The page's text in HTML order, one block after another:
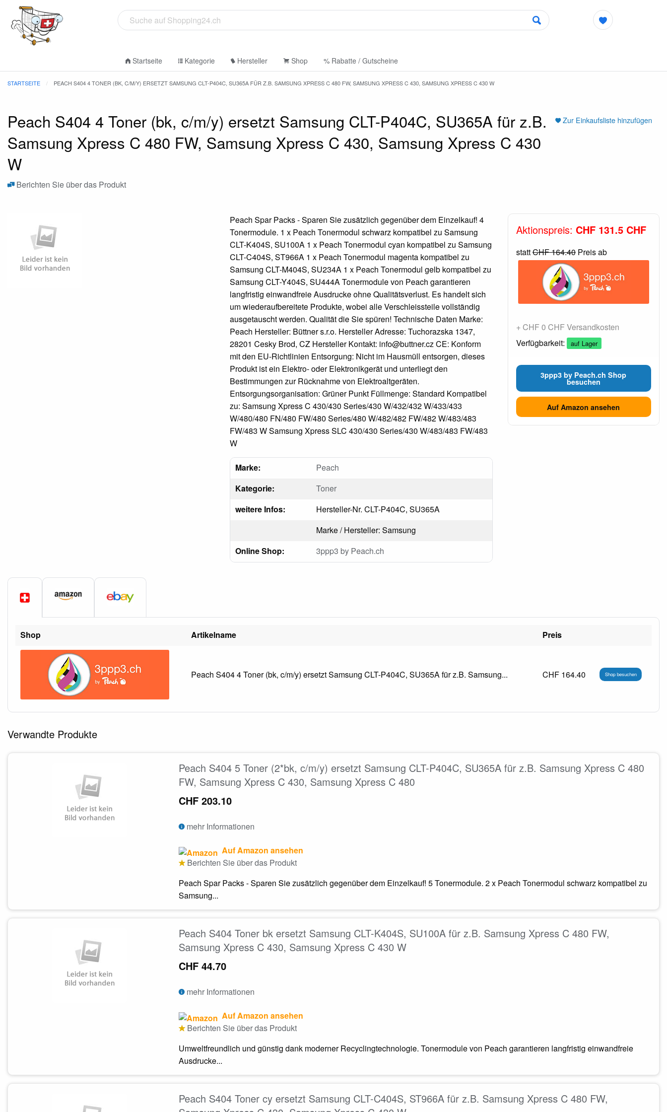
Startseite Kategorie Hersteller Shop % Rabatte / Gutscheine
STARTSEITE PEACH S404 4 TONER (BK, C/M/Y) ERSETZT SAMSUNG CLT-P404C, SU365A FÜR Z.B. SAMSUNG XPRESS C 480 FW, SAMSUNG XPRESS C 430, SAMSUNG XPRESS C 430 W
Zur Einkaufsliste hinzufügen
Peach S404 4 Toner (bk, c/m/y) ersetzt Samsung CLT-P404C, SU365A für z.B.
Samsung Xpress C 480 FW, Samsung Xpress C 430, Samsung Xpress C 430
W
Berichten Sie über das Produkt
Peach Spar Packs - Sparen Sie zusätzlich gegenüber dem Einzelkauf! 4
Tonermodule. 1 x Peach Tonermodul schwarz kompatibel zu Samsung
CLT-K404S, SU100A 1 x Peach Tonermodul cyan kompatibel zu Samsung
CLT-C404S, ST966A 1 x Peach Tonermodul magenta kompatibel zu
Samsung CLT-M404S, SU234A 1 x Peach Tonermodul gelb kompatibel zu
Samsung CLT-Y404S, SU444A Tonermodule von Peach garantieren
langfristig einwandfreie Ausdrucke ohne Qualitätsverlust. Es handelt sich
um wiederaufbereitete Produkte, wobei alle Verschleissteile vollständig
ausgetauscht werden. Qualität die Sie spüren! Technische Daten Marke:
Peach Hersteller: Büttner s.r.o. Hersteller Adresse: Tuchorazska 1347,
28201 Cesky Brod, CZ Hersteller Kontakt: info@buttner.cz CE: Konform
mit den EU-Richtlinien Entsorgung: Nicht im Hausmüll entsorgen, dieses
Produkt ist ein Elektro- oder Elektronikgerät und unterliegt den
Bestimmungen zur Rücknahme von Elektroaltgeräten.
Entsorgungsorganisation: Grüner Punkt Füllmenge: Standard Kompatibel
zu: Samsung Xpress C 430/430 Series/430 W/432/432 W/433/433
W/480/480 FN/480 FW/480 Series/480 W/482/482 FW/482 W/483/483
FW/483 W Samsung Xpress SLC 430/430 Series/430 W/483/483 FW/483
W
Marke:
Peach
Kategorie:
Toner
weitere Infos:
Hersteller-Nr. CLT-P404C, SU365A
Marke / Hersteller: Samsung
Online Shop:
3ppp3 by Peach.ch
Aktionspreis: CHF 131.5 CHF
stattCHF 164.40Preis ab
+ CHF 0 CHF Versandkosten
Verfügbarkeit:
auf Lager
3ppp3 by Peach.ch Shop
besuchen
Auf Amazon ansehen
Shop Artikelname Preis
Peach S404 4 Toner (bk, c/m/y) ersetzt Samsung CLT-P404C, SU365A für z.B. Samsung... CHF 164.40 Shop besuchen
Verwandte Produkte
Peach S404 5 Toner (2*bk, c/m/y) ersetzt Samsung CLT-P404C, SU365A für z.B. Samsung Xpress C 480
FW, Samsung Xpress C 430, Samsung Xpress C 480
CHF 203.10
mehr Informationen
Auf Amazon ansehen
Berichten Sie über das Produkt
Peach Spar Packs - Sparen Sie zusätzlich gegenüber dem Einzelkauf! 5 Tonermodule. 2 x Peach Tonermodul schwarz kompatibel zu
Samsung...
Peach S404 Toner bk ersetzt Samsung CLT-K404S, SU100A für z.B. Samsung Xpress C 480 FW,
Samsung Xpress C 430, Samsung Xpress C 430 W
CHF 44.70
mehr Informationen
Auf Amazon ansehen
Berichten Sie über das Produkt
Umweltfreundlich und günstig dank moderner Recyclingtechnologie. Tonermodule von Peach garantieren langfristig einwandfreie
Ausdrucke...
Peach S404 Toner cy ersetzt Samsung CLT-C404S, ST966A für z.B. Samsung Xpress C 480 FW,